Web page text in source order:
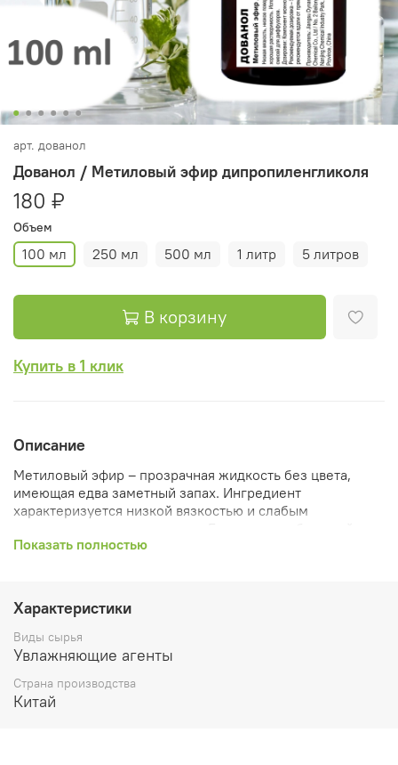
арт. дованол
Дованол / Метиловый эфир дипропиленгликоля
180 ₽
Объем
100 мл 250 мл 500 мл 1 литр 5 литров
В корзину
Купить в 1 клик
Описание
Метиловый эфир – прозрачная жидкость без цвета,
имеющая едва заметный запах. Ингредиент
характеризуется низкой вязкостью и слабым
скорости испарения и хорошей растворимости часто
Применение
Растворитель применяется для качественного
растворения ароматических композиций и красителей.
Часто используется при создании ароматизаторов для
дома – диффузоров, автомобильных ароматизаторов,
Показать полностью
Характеристики
Виды сырья
Увлажняющие агенты
Страна производства
Китай